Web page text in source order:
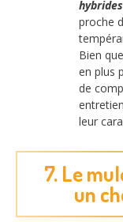
hybrides
proche
Bien
en plus
de
leur
7. Le
un